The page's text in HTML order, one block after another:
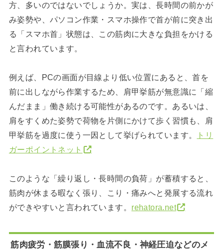
方、多いのではないでしょうか。実は、長時間の前かが
み姿勢や、パソコン作業・スマホ操作で首が前に突き出
る「スマホ首」状態は、この筋肉に大きな負担をかける
と言われています。
例えば、PCの画面が目線より低い位置にあると、首を
前に出しながら作業するため、肩甲挙筋が無意識に「縮
んだまま」働き続ける可能性があるのです。あるいは、
肩をすくめた姿勢で荷物を片側にかけて歩く習慣も、肩
甲挙筋を過度に使う一因として挙げられています。
トリ
ガーポイントネット
このような「繰り返し・長時間の負荷」が蓄積すると、
筋肉が休まる暇なく張り、こり・痛みへと発展する流れ
ができやすいと言われています。 rehatora.net
筋肉疲労・筋膜張り・血流不良・神経圧迫などのメ